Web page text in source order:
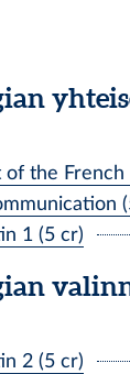
the French
1 (5 cr)
2 (5 cr)